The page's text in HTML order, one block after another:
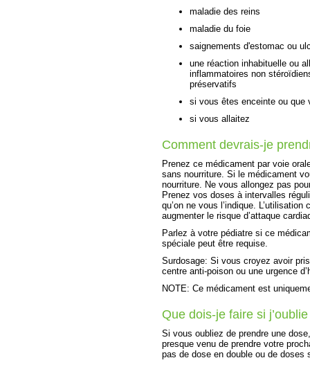
maladie des reins
maladie du foie
saignements d'estomac ou
une réaction inhabituelle ou
inflammatoires non
préservatifs
si vous êtes enceinte ou que
si vous allaitez
Comment devrais-je
Prenez ce médicament par voie
sans nourriture. Si le médicament
nourriture. Ne vous allongez pas
Prenez vos doses à intervalles
qu’on ne vous l’indique.
augmenter le risque d’attaque
Parlez à votre pédiatre si ce
spéciale peut être requise.
Surdosage: Si vous croyez avoir
centre anti-poison ou une urgence
NOTE: Ce médicament est
Que dois-je faire si
Si vous oubliez de prendre une
presque venu de prendre votre
pas de dose en double ou de doses